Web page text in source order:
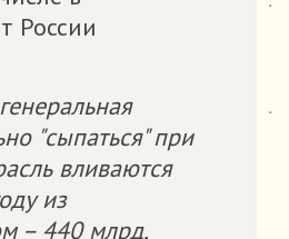
России
"сыпаться" при
вливаются
из
– 440 млрд,
˙
˙